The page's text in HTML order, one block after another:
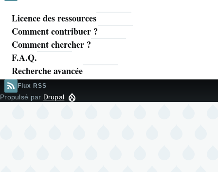
Navigation
principale
Licence des ressources
Comment contribuer ?
Comment chercher ?
F.A.Q.
Recherche avancée
Flux RSS
Propulsé par Drupal